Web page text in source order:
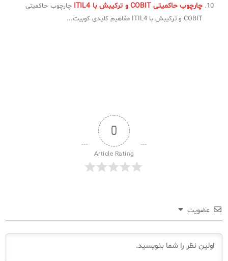
چارچوب حاکمیتی COBIT و ترکیبش با ITIL4
چارچوب حاکمیتی
COBIT و ترکیبش با ITIL4 مفاهیم کلیدی کوبیت...
0
Article Rating
عضویت